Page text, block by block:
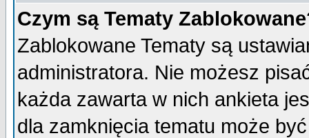
Czym są Tematy
Zablokowane Tematy są
administratora. Nie możesz
każda zawarta w nich ankieta
dla zamknięcia tematu może